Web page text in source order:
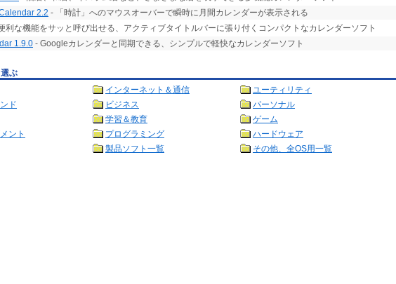
2.2 - 「時計」へのマウスオーバーで瞬時に月間カレンダーが表示される
利な機能をサッと呼び出せる、アクティブタイトルバーに張り付くコンパクトなカレンダーソフト
1.9.0 - Googleカレンダーと同期できる、シンプルで軽快なカレンダーソフト
ぶ
インターネット＆通信
ユーティリティ
ド
ビジネス
パーソナル
学習＆教育
ゲーム
ント
プログラミング
ハードウェア
製品ソフト一覧 その他、全OS用一覧